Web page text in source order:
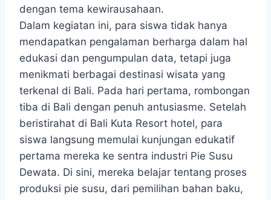
dengan tema kewirausahaan.
Dalam kegiatan ini, para siswa tidak hanya
mendapatkan pengalaman berharga dalam hal
edukasi dan pengumpulan data, tetapi juga
menikmati berbagai destinasi wisata yang
terkenal di Bali. Pada hari pertama, rombongan
tiba di Bali dengan penuh antusiasme. Setelah
beristirahat di Bali Kuta Resort hotel, para
siswa langsung memulai kunjungan edukatif
pertama mereka ke sentra industri Pie Susu
Dewata. Di sini, mereka belajar tentang proses
produksi pie susu, dari pemilihan bahan baku,